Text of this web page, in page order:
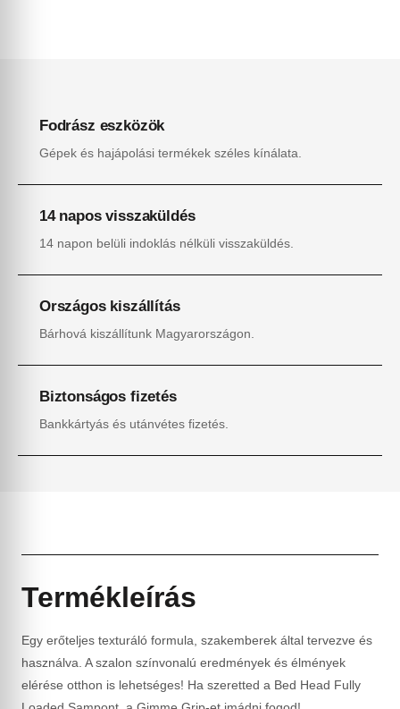
Fodrász eszközök
Gépek és hajápolási termékek széles kínálata.
14 napos visszaküldés
14 napon belüli indoklás nélküli visszaküldés.
Országos kiszállítás
Bárhová kiszállítunk Magyarországon.
Biztonságos fizetés
Bankkártyás és utánvétes fizetés.
Termékleírás
Egy erőteljes texturáló formula, szakemberek által tervezve és
használva. A szalon színvonalú eredmények és élmények
elérése otthon is lehetséges! Ha szeretted a Bed Head Fully